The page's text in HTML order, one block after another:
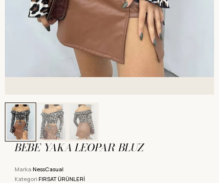
BEBE YAKA LEOPAR BLUZ
Marka:NessCasual
Kategori:FIRSAT ÜRÜNLERİ